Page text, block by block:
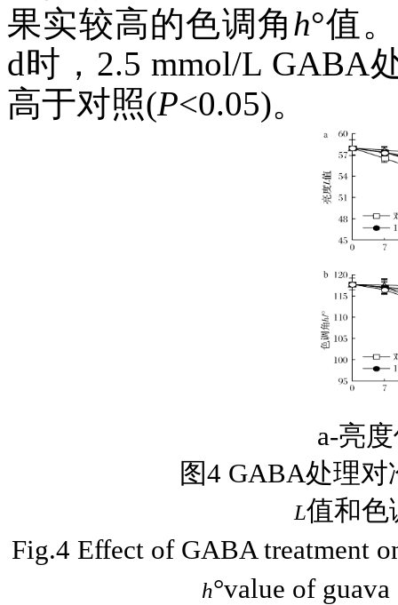
果实较高的色调角h°值
d时，2.5 mmol/L GABA
高于对照(P<0.05)。
a-亮
图4 GABA处理
L值和色
Fig.4 Effect of GABA treatment
h°value of